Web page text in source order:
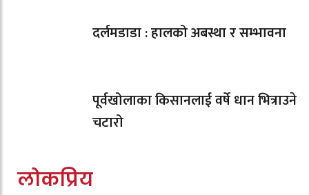
दर्लमडाडा : हालको अबस्था र सम्भावना
पूर्वखोलाका किसानलाई वर्षे धान भित्राउने
चटारो
लोकप्रिय